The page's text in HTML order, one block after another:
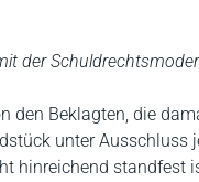
der
den Beklagten, die
unter Ausschluss
hinreichend standfest